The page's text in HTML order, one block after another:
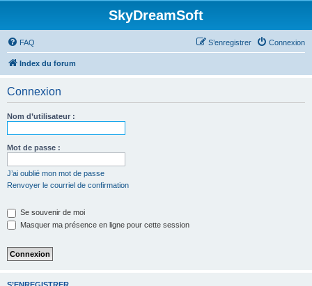
SkyDreamSoft
FAQ Connexion
S’enregistrer
Index du forum
Connexion
Nom d’utilisateur :
Mot de passe :
J’ai oublié mon mot de passe
Renvoyer le courriel de confirmation
Se souvenir de moi
Masquer ma présence en ligne pour cette session